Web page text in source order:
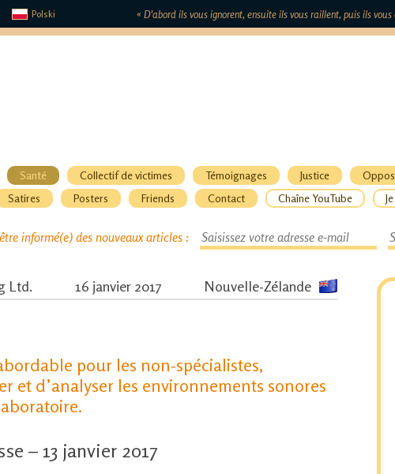
« D'abord ils vous ignorent, ensuite ils vous raillent, puis ils
Polski
Santé Collectif de victimes Témoignages Justice
Satires Posters Friends Contact Chaîne YouTube
informé(e) des nouveaux articles :
Ltd. 16 janvier 2017 Nouvelle-Zélande
pour les non-spécialistes,
et d’analyser les environnements sonores
– 13 janvier 2017